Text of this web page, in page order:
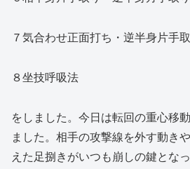
７気合わせ正面打ち・逆半身片手
８坐技呼吸法
をしました。今日は転回の重心移
ました。相手の攻撃線を外す動き
えた足捌きがいつも崩しの鍵とな